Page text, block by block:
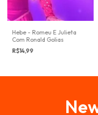
Hebe - Romeu E Julieta
Com Ronald Golias
R$14,99